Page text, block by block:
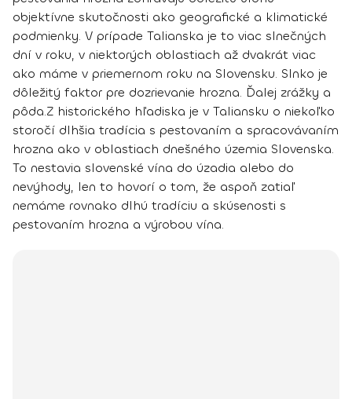
objektívne skutočnosti ako geografické a klimatické
podmienky. V prípade Talianska je to viac slnečných
dní v roku, v niektorých oblastiach až dvakrát viac
ako máme v priemernom roku na Slovensku. Slnko je
dôležitý faktor pre dozrievanie hrozna. Ďalej zrážky a
pôda.Z historického hľadiska je v Taliansku o niekoľko
storočí dlhšia tradícia s pestovaním a spracovávaním
hrozna ako v oblastiach dnešného územia Slovenska.
To nestavia slovenské vína do úzadia alebo do
nevýhody, len to hovorí o tom, že aspoň zatiaľ
nemáme rovnako dlhú tradíciu a skúsenosti s
pestovaním hrozna a výrobou vína.